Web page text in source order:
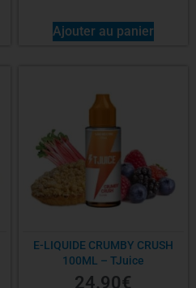
Ajouter au panier
E-LIQUIDE CRUMBY CRUSH
100ML – TJuice
24.90€